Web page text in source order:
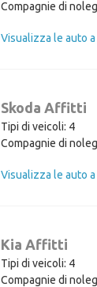
Compagnie di
Visualizza le auto
Skoda Affitti
Tipi di veicoli: 4
Compagnie di
Visualizza le auto
Kia Affitti
Tipi di veicoli: 4
Compagnie di